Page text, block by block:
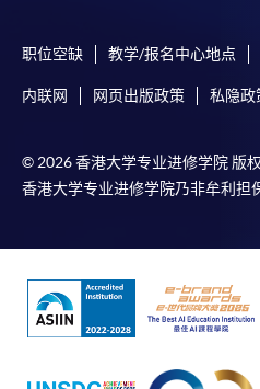
申請人可親臨學院任何一所
（Alipay） 繳付學費。
2. 支票或銀行本票
如以劃線支票或銀行本票繳
學專業進修學院」。支票背
人姓名。 閣下可：
親臨學院各報名中心遞交
證明文件；
或可將上述文件一併寄交
职位空缺 教学/报名中心地点
内联网 网页出版政策 私隐政
© 2026 香港大学专业进修学院 版
香港大学专业进修学院乃非牟利担